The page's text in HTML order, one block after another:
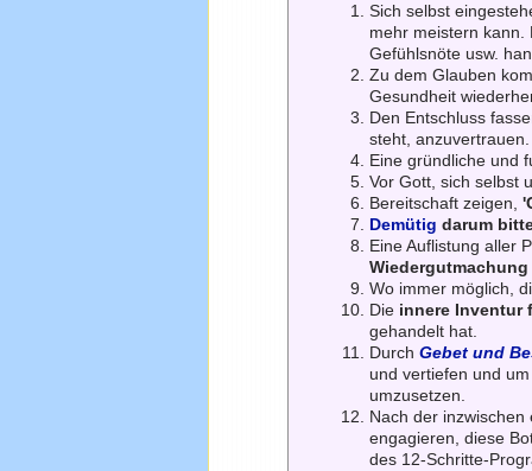
Sich selbst
mehr meistern kann.
Gefühlsnöte usw.
Zu dem Glauben
Gesundheit
Den Entschluss
steht, anzuvertrauen.
Eine gründliche und
Vor Gott, sich selbst
Bereitschaft zeigen,
Demütig darum
Eine Auflistung aller
Wiedergutmachung
Wo immer möglich,
Die innere Inventur
gehandelt hat.
Durch Gebet und
und vertiefen und
umzusetzen.
Nach der
engagieren, diese
des 12-Schritte-